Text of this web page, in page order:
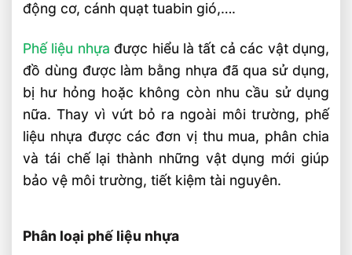
Tiết kiệm nguồn tài nguyên
Tạo công ăn việc làm
Lợi Ích Kinh Tế
Giảm Chi Phí Sản Xuất
Khuyến Khích Đổi Mới Sáng Tạo
Tăng Giá Trị Sản Phẩm
Bảng giá thu mua phế liệu nhựa
Đơn vị thu mua phế liệu nhựa giá cao
động cơ, cánh quạt tuabin gió,….
Phế liệu nhựa được hiểu là tất cả các vật dụng,
đồ dùng được làm bằng nhựa đã qua sử dụng,
bị hư hỏng hoặc không còn nhu cầu sử dụng
nữa. Thay vì vứt bỏ ra ngoài môi trường, phế
liệu nhựa được các đơn vị thu mua, phân chia
và tái chế lại thành những vật dụng mới giúp
bảo vệ môi trường, tiết kiệm tài nguyên.
Phân loại phế liệu nhựa